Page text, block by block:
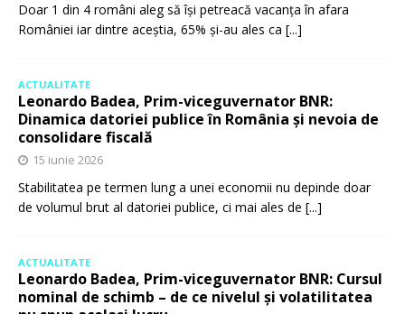
Doar 1 din 4 români aleg să își petreacă vacanța în afara
României iar dintre aceștia, 65% și-au ales ca [...]
ACTUALITATE
Leonardo Badea, Prim-viceguvernator BNR:
Dinamica datoriei publice în România și nevoia de
consolidare fiscală
15 iunie 2026
Stabilitatea pe termen lung a unei economii nu depinde doar
de volumul brut al datoriei publice, ci mai ales de [...]
ACTUALITATE
Leonardo Badea, Prim-viceguvernator BNR: Cursul
nominal de schimb – de ce nivelul și volatilitatea